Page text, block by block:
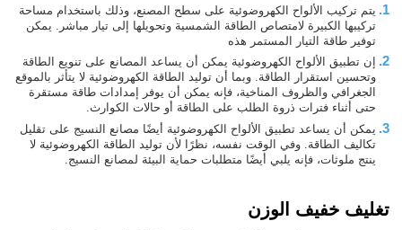
1. يتم تركيب الألواح الكهروضوئية على سطح المصنع، وذلك باستخدام مساحة
تركيبها الكبيرة لامتصاص الطاقة الشمسية وتحويلها إلى تيار مباشر. يمكن
توفير طاقة التيار المستمر هذه
2.
إن تطبيق الألواح الكهروضوئية يمكن أن يساعد المصانع على تنويع الطاقة
وتحسين استقرار الطاقة. وبما أن توليد الطاقة الكهروضوئية لا يتأثر بالموقع
الجغرافي والظروف المناخية، فإنه يمكن أن يوفر إمدادات طاقة مستقرة
حتى أثناء فترات ذروة الطلب على الطاقة أو حالات الكوارث.
3. يمكن أن يساعد تطبيق الألواح الكهروضوئية أيضًا مصانع النسيج على تقليل
تكاليف الطاقة. وفي الوقت نفسه، نظرًا لأن توليد الطاقة الكهروضوئية لا
ينتج ملوثات، فإنه يلبي أيضًا متطلبات حماية البيئة لمصانع النسيج.
تغليف خفيف الوزن